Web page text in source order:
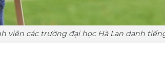
các trường đại học Hà Lan danh